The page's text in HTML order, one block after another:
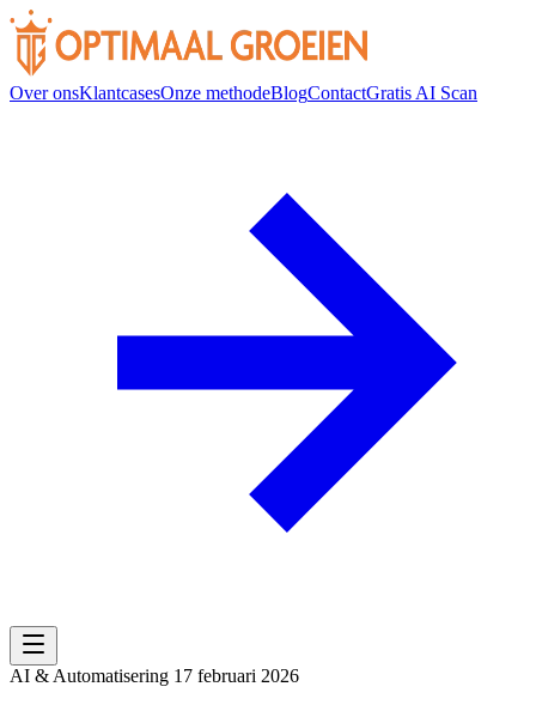
Over onsKlantcasesOnze methodeBlogContactGratis AI Scan
AI & Automatisering 17 februari 2026